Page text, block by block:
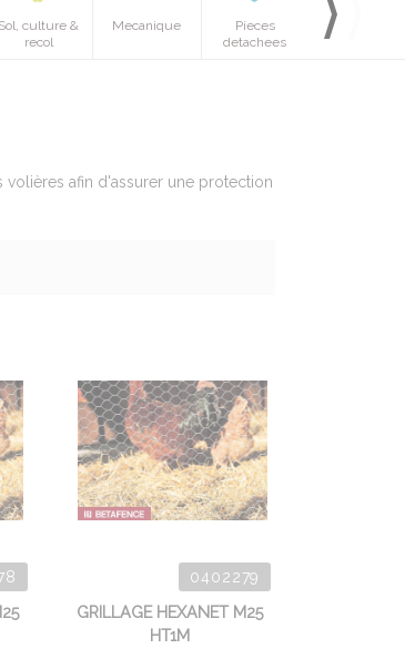
Sol, culture &
recol
Mecanique
Pieces
detachees
afin d'assurer une protection
0402279
GRILLAGE HEXANET M25
HT1M